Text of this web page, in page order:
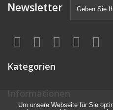
Newsletter
Kategorien
Informationen
Um unsere Webseite für Sie